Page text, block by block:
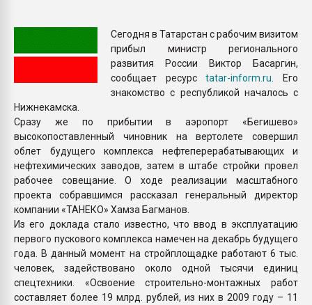
Сегодня в Татарстан с рабочим визитом
прибыл министр регионального
развития России Виктор Басаргин,
сообщает ресурсtatar-inform.ru . Его
знакомство с республикой началось с
Нижнекамска.
Сразу же по прибытии в аэропорт «Бегишево»
высокопоставленный чиновник на вертолете совершил
облет будущего комплекса нефтеперерабатывающих и
нефтехимических заводов, затем в штабе стройки провел
рабочее совещание. О ходе реализации масштабного
проекта собравшимся рассказал генеральный директор
компании «ТАНЕКО» Хамза Багманов.
Из его доклада стало известно, что ввод в эксплуатацию
первого пускового комплекса намечен на декабрь будущего
года. В данный момент на стройплощадке работают 6 тыс.
человек, задействовано около одной тысячи единиц
спецтехники. «Освоение строительно-монтажных работ
составляет более 19 млрд. рублей, из них в 2009 году – 11